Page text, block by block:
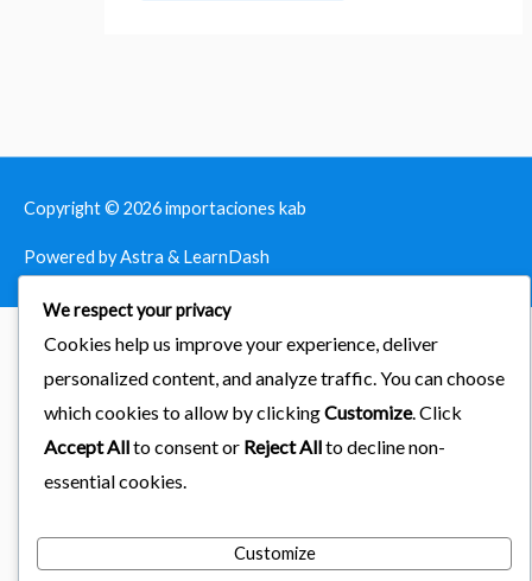
Copyright © 2026importaciones kab
Powered by Astra & LearnDash
We respect your privacy
Cookies help us improve your experience, deliver
personalized content, and analyze traffic. You can choose
which cookies to allow by clickingCustomize. Click
Accept Allto consent or Reject Allto decline non-
essential cookies.
Customize